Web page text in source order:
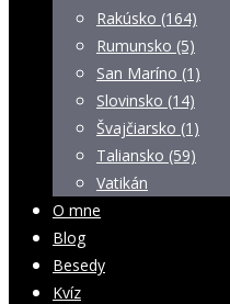
Rakúsko (164)
Rumunsko (5)
San Maríno (1)
Slovinsko (14)
Švajčiarsko (1)
Taliansko (59)
Vatikán
O mne
Blog
Besedy
Kvíz